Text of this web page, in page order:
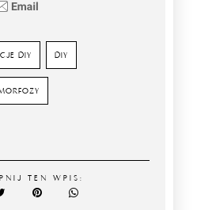
DIY DIY
TEN WPIS: